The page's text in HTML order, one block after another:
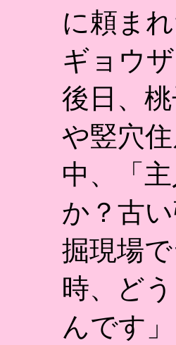
に頼ま
ギョウ
後日、
や竪穴
中、「
か？古
掘現場
時、ど
んです